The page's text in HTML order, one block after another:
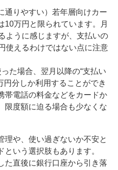
通りやすい）若年層向けカー
10万円と限られています。月
ように感じますが、支払いの
使えるわけではない点に注意
た場合、翌月以降の“支払い
円分しか利用することができ
帯電話の料金などをカードか
限度額に迫る場合も少なくな
理や、使い過ぎないか不安と
いう選択肢もあります。
た直後に銀行口座から引き落